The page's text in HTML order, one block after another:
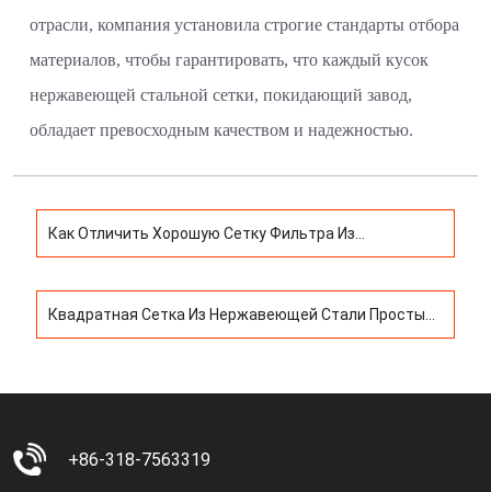
отрасли, компания установила строгие стандарты отбора
материалов, чтобы гарантировать, что каждый кусок
нержавеющей стальной сетки, покидающий завод,
обладает превосходным качеством и надежностью.
Как Отличить Хорошую Сетку Фильтра Из
Квадратная Сетка Из Нержавеющей Стали Простым
+86-318-7563319